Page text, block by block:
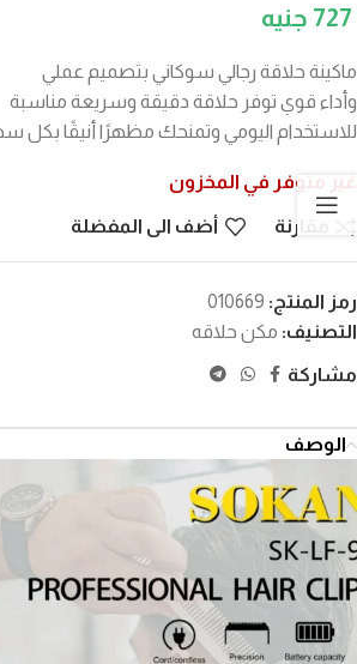
727
ماكينة حلاقة رجالي سوكاني بتصميم عملي
وأداء قوي توفر حلاقة دقيقة وسريعة مناسبة
للاستخدام اليومي وتمنحك مظهرًا أنيقًا بكل
غير متوفر في المخزون
مقارنة أضف الى المفضلة
رمز المنتج: 010669
التصنيف: مكن حلاقه
مشاركة
الوصف